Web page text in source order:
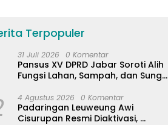
Terpopuler
31 Juli 2026 0 Komentar
Pansus XV DPRD Jabar Soroti Alih
Fungsi Lahan, Sampah, dan Sungai
4 Agustus 2026 0 Komentar
Padaringan Leuweung Awi
Cisurupan Resmi Diaktivasi,